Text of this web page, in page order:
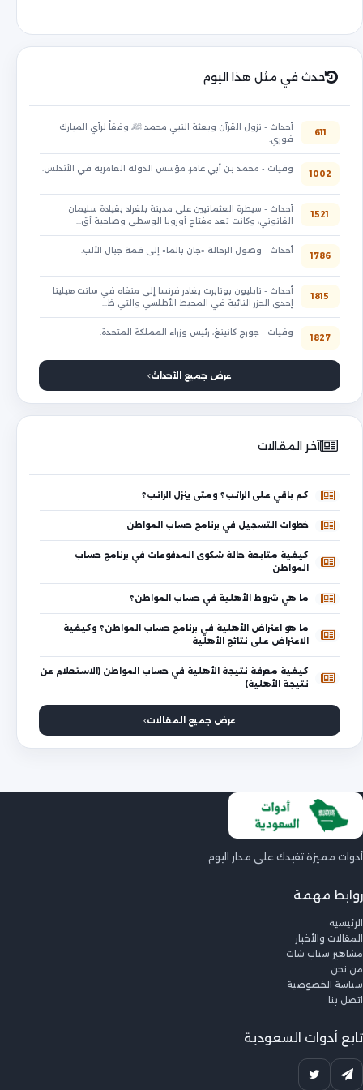
حدث في مثل هذا اليوم
611
أحداث - نزول القرآن وبعثة النبي محمد ﷺ، وفقاً لرأي المبارك
فوري.
1002
وفيات - محمد بن أبي عامر، مؤسس الدولة العامرية في الأندلس.
1521
أحداث - سيطرة العثمانيين على مدينة بلغراد بقيادة سليمان
القانوني، وكانت تعد مفتاح أوروبا الوسطى وصاحبة أق…
1786
أحداث - وصول الرحالة «جان بالما» إلى قمة جبال الألب.
1815
أحداث - نابليون بونابرت يغادر فرنسا إلى منفاه في سانت هيلينا
إحدى الجزر النائية في المحيط الأطلسي والتي ظ…
1827
وفيات - جورج كانينغ، رئيس وزراء المملكة المتحدة.
عرض جميع الأحداث
آخر المقالات
كم باقي على الراتب؟ ومتى ينزل الراتب؟
خطوات التسجيل في برنامج حساب المواطن
كيفية متابعة حالة شكوى المدفوعات في برنامج حساب
المواطن
ما هي شروط الأهلية في حساب المواطن؟
ما هو اعتراض الأهلية في برنامج حساب المواطن؟ وكيفية
الاعتراض على نتائج الأهلية
كيفية معرفة نتيجة الأهلية في حساب المواطن (الاستعلام عن
نتيجة الأهلية)
عرض جميع المقالات
أدوات مميزة تفيدك على مدار اليوم
روابط مهمة
الرئيسية
المقالات والأخبار
مشاهير سناب شات
من نحن
سياسة الخصوصية
اتصل بنا
تابع أدوات السعودية